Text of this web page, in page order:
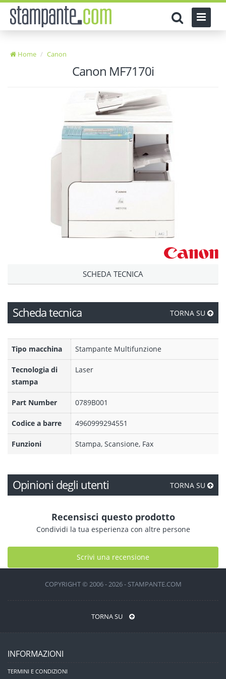
Home Canon
Canon MF7170i
SCHEDA TECNICA
Scheda tecnica TORNA SU
Tipo macchina Stampante Multifunzione
Tecnologia di
stampa
Laser
Part Number 0789B001
Codice a barre 4960999294551
Funzioni Stampa, Scansione, Fax
Opinioni degli utenti TORNA SU
Recensisci questo prodotto
Condividi la tua esperienza con altre persone
Scrivi una recensione
COPYRIGHT © 2006 - 2026 - STAMPANTE.COM
TORNA SU
INFORMAZIONI
TERMINI E CONDIZIONI